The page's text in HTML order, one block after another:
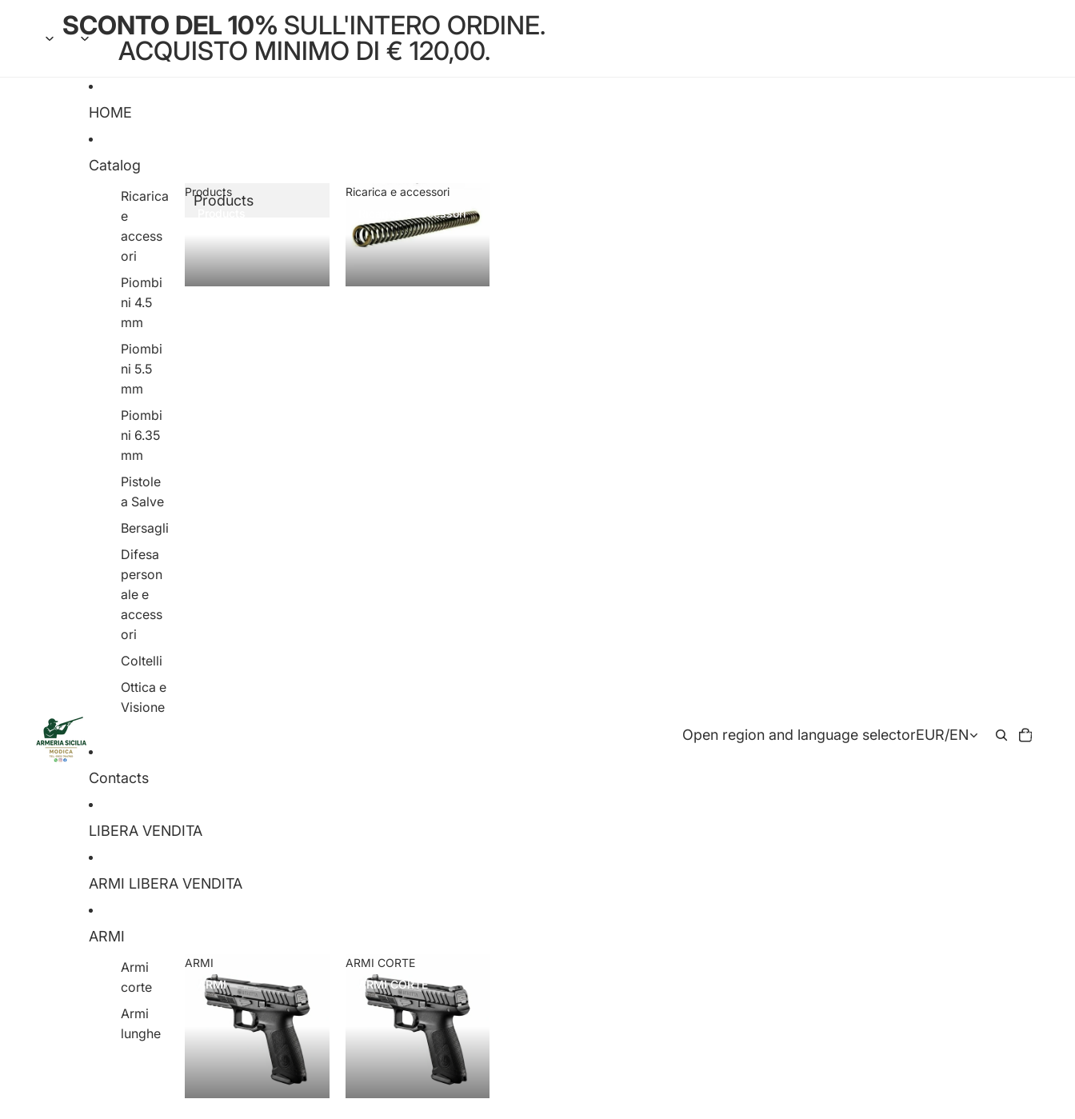
SCONTO DEL 10% SULL'INTERO ORDINE.
ACQUISTO MINIMO DI € 120,00.
HOME
Catalog
Ricarica
e
access
ori
Piombi
ni 4.5
mm
Piombi
ni 5.5
mm
Piombi
ni 6.35
mm
Pistole
a Salve
Bersagli
Difesa
person
ale e
access
ori
Coltelli
Ottica e
Visione
Products
Products
Ricarica e accessori
Ricarica e accessori
Contacts
LIBERA VENDITA
ARMI LIBERA VENDITA
ARMI
Armi
corte
Armi
lunghe
ARMI
ARMI
ARMI CORTE
ARMI CORTE
Open region and language selectorEUR/EN
items
in